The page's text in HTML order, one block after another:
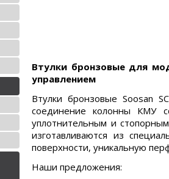
Втулки бронзовые для
управлением
Втулки бронзовые Soosan
соединение колонны КМУ
уплотнительным и
изготавливаются из
поверхности, уникальную
Наши предложения: